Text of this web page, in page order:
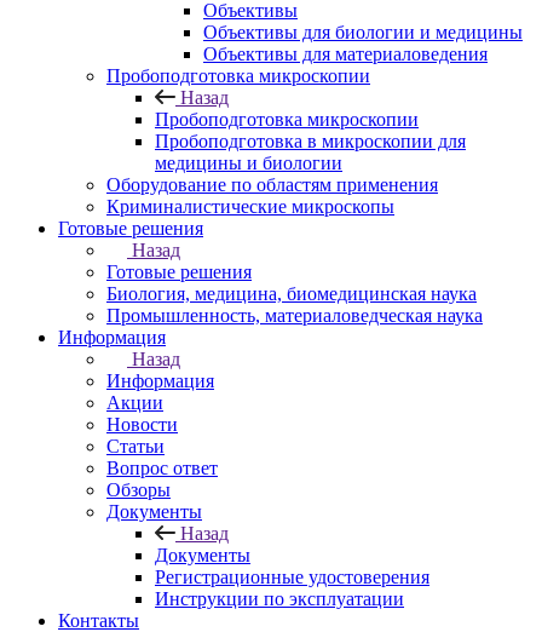
Объективы
Объективы для биологии и медицины
Объективы для материаловедения
Пробоподготовка микроскопии
Назад
Пробоподготовка микроскопии
Пробоподготовка в микроскопии для
медицины и биологии
Оборудование по областям применения
Криминалистические микроскопы
Готовые решения
Назад
Готовые решения
Биология, медицина, биомедицинская наука
Промышленность, материаловедческая наука
Информация
Назад
Информация
Акции
Новости
Статьи
Вопрос ответ
Обзоры
Документы
Назад
Документы
Регистрационные удостоверения
Инструкции по эксплуатации
Контакты